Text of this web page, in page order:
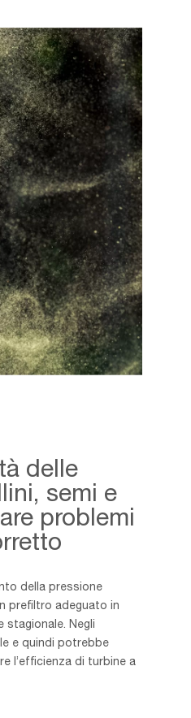
delle
semi e
problemi
della pressione
prefiltro adeguato in
stagionale. Negli
e quindi potrebbe
l’efficienza di turbine a